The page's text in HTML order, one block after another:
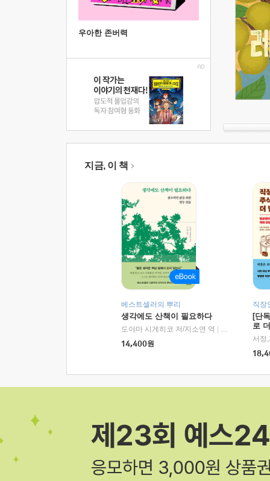
우아한 존버력
지금, 이 책
베스트셀러의 뿌리
생각에도 산책이 필요하다
도야마 시게히코 저/지소연 역
알에이치코리
14,400원
직장
[단
로